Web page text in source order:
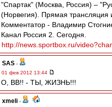
"Спартак" (Москва, Россия) –
(Норвегия). Прямая трансляция
Комментатор - Владимир
Канал Россия 2. Сегодня.
http://news.sportbox.ru/
SAS -
01 фев 2012 13:44
О, ВВ!! - ТЫ, ЖИЗНЬ!!!
xmeli -